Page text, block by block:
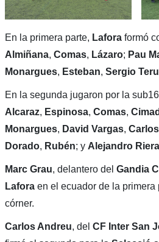
En la primera parte, Laforaformó
Almiñana, Comas, Lázaro; Pau
Monargues, Esteban, Sergio
En la segunda jugaron por la sub16
Alcaraz, Espinosa, Comas,
Monargues, David Vargas,
Dorado, Rubén; y Alejandro Riera
Marc Grau, delantero del Gandia
Laforaen el ecuador de la primera
córner.
Carlos Andreu, del CF Inter San